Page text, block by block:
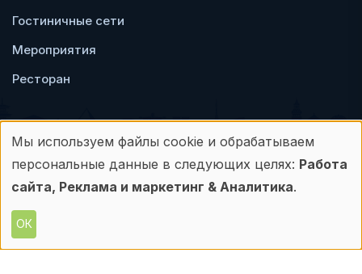
Гостиничные сети
Мероприятия
Ресторан
Пользовательское
соглашение
Политика
конфиденциальности
Любое использование материалов с данного
Использование
персональных
данных
и
Мы используем файлы cookie и обрабатываем
персональные данные в следующих целях: Работа
сайта, Реклама и маркетинг & Аналитика.
ОК